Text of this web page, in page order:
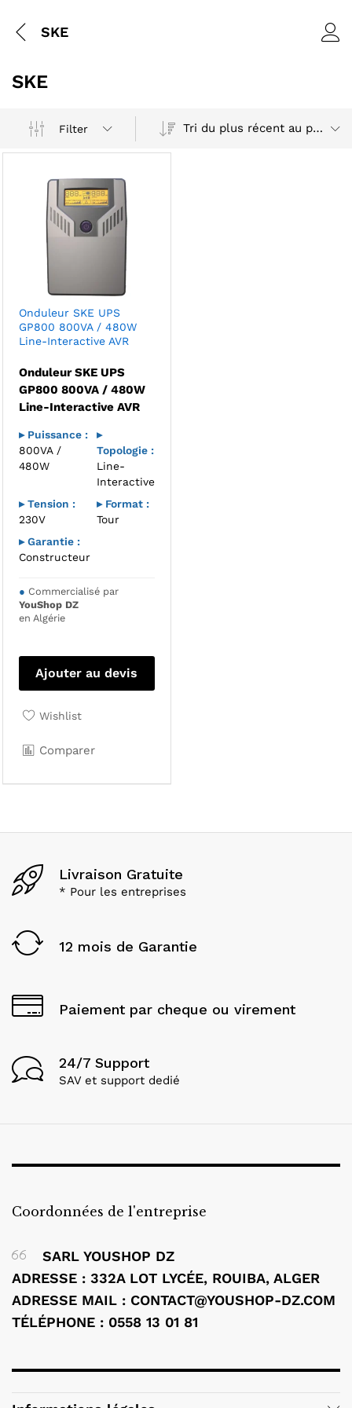
SKE
SKE
Filter Tri du plus récent au plus ancien
Onduleur SKE UPS
GP800 800VA / 480W
Line-Interactive AVR
Onduleur SKE UPS
GP800 800VA / 480W
Line-Interactive AVR
▸ Puissance :
800VA /
480W
▸
Topologie :
Line-
Interactive
▸ Tension :
230V
▸ Format :
Tour
▸ Garantie :
Constructeur
● Commercialisé par
YouShop DZ
en Algérie
Ajouter au devis
Wishlist
Comparer
Livraison Gratuite
* Pour les entreprises
12 mois de Garantie
Paiement par cheque ou virement
24/7 Support
SAV et support dedié
Coordonnées de l'entreprise
SARL YOUSHOP DZ
ADRESSE : 332A LOT LYCÉE, ROUIBA, ALGER
ADRESSE MAIL : CONTACT@YOUSHOP-DZ.COM
TÉLÉPHONE : 0558 13 01 81